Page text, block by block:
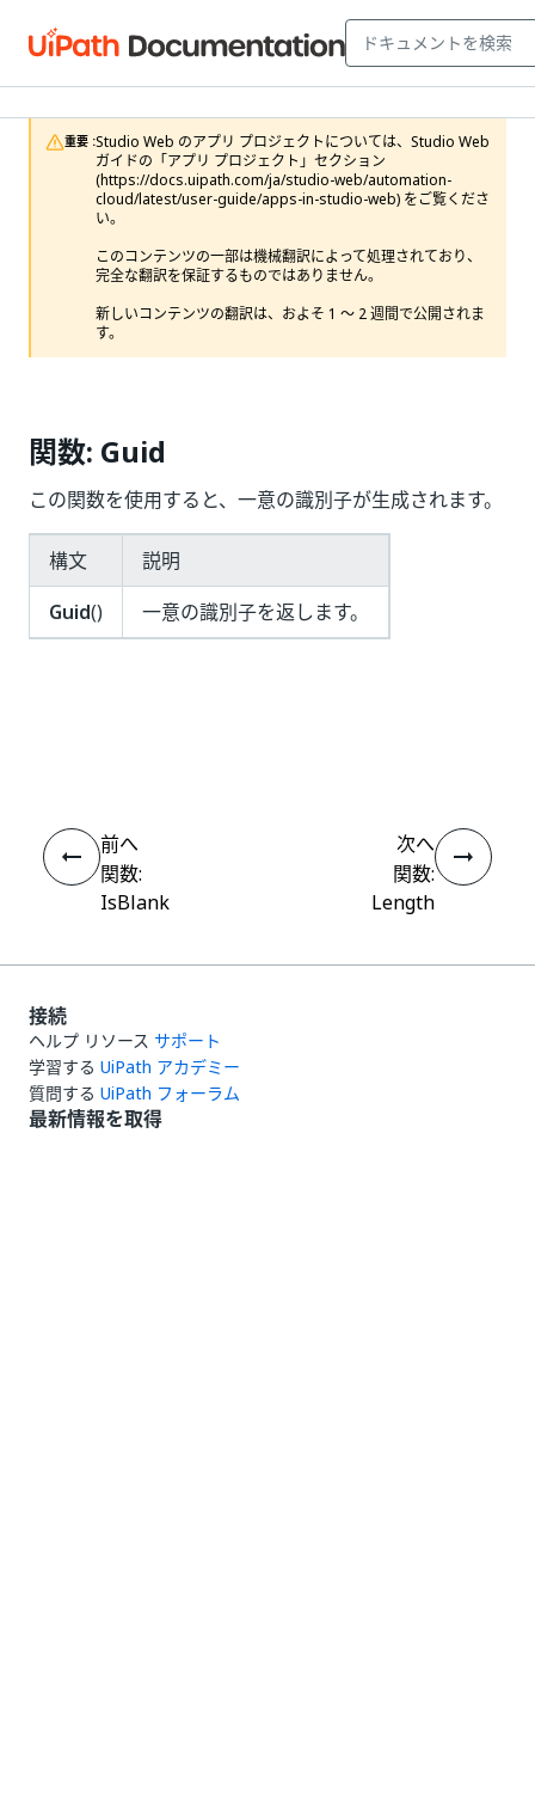
重要 :Studio Web のアプリ プロジェクトについては、Studio Web
ガイドの「アプリ プロジェクト」セクション
(https://docs.uipath.com/ja/studio-web/automation-
cloud/latest/user-guide/apps-in-studio-web) をご覧くださ
い。
このコンテンツの一部は機械翻訳によって処理されており、
完全な翻訳を保証するものではありません。
新しいコンテンツの翻訳は、およそ 1 ～ 2 週間で公開されま
す。
関数: Guid
この関数を使用すると、一意の識別子が生成されます。
構文
説明
Guid() 一意の識別子を返します。
前へ
関数:
IsBlank
次へ
関数:
Length
接続
ヘルプ リソース サポート
学習する UiPath アカデミー
質問する UiPath フォーラム
最新情報を取得